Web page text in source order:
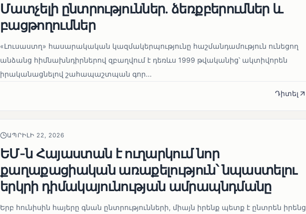
Մատչելի ընտրություններ. ձեռքբերումներ և
բացթողումներ
«Լուսաստղ» հասարակական կազմակերպությունը հաշմանդամություն ունեցող
անձանց հիմնախնդիրներով զբաղվում է դեռևս 1999 թվականից՝ ակտիվորեն
իրականացնելով շահապաշտպան գոր...
Դիտել
ԱՊՐԻԼԻ 22, 2026
ԵՄ-ն Հայաստան է ուղարկում նոր
քաղաքացիական առաքելություն՝ նպաստելու
երկրի դիմակայունության ամրապնդմանը
Երբ հունիսին հայերը գնան ընտրությունների, միայն իրենք պետք է ընտրեն իրենց